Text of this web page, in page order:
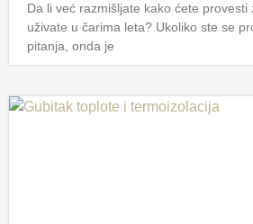
Da li već razmišljate kako ćete provesti
uživate u čarima leta? Ukoliko ste se
pitanja, onda je